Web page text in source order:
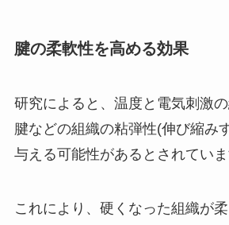
腱の柔軟性を高める効果
研究によると、温度と電気刺激の
腱などの組織の粘弾性(伸び縮み
与える可能性があるとされていま
これにより、硬くなった組織が